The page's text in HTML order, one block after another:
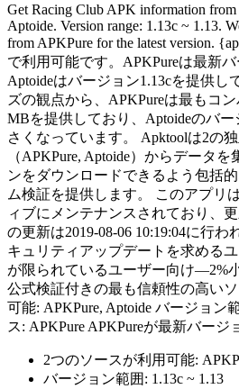
Get Racing Club APK information from
Aptoide. Version range: 1.13c ~ 1.13.
from APKPure for the latest version.
で利用可能です。APKPureは最新バ
Aptoideはバージョン1.13cを提供し
ズの観点から、APKPureは最もコ
MBを提供しており、Aptoideのバー
さくなっています。 Apktoolは2の
（APKPure, Aptoide）からデータ
ンをダウンロードできるよう包括
ム検証を提供します。 このアプリ
ィブにメンテナンスされており、
の更新は2019-08-06 10:19:04に行
キュリティアップデートを求める
が限られているユーザー向け—2%
公式検証付きの最も信頼性の高い
可能: APKPure, Aptoide バージョン
ス: APKPure APKPureが最新バージ
2つのソースが利用可能:
バージョン範囲: 1.13c ~ 1.13